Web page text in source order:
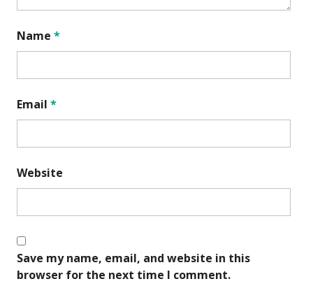
Name *
Email *
Website
Save my name, email, and website in this
browser for the next time I comment.